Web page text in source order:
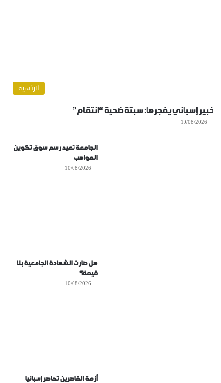
الرئسية
خبير إسباني يفجرها: سبتة ضحية “انتقام”
10/08/2026
الجامعة تعيد رسم سوق تكوين
المواهب
10/08/2026
هل صارت الشهادة الجامعية بلا
قيمة؟
10/08/2026
أزمة القاصرين تحاصر إسبانيا